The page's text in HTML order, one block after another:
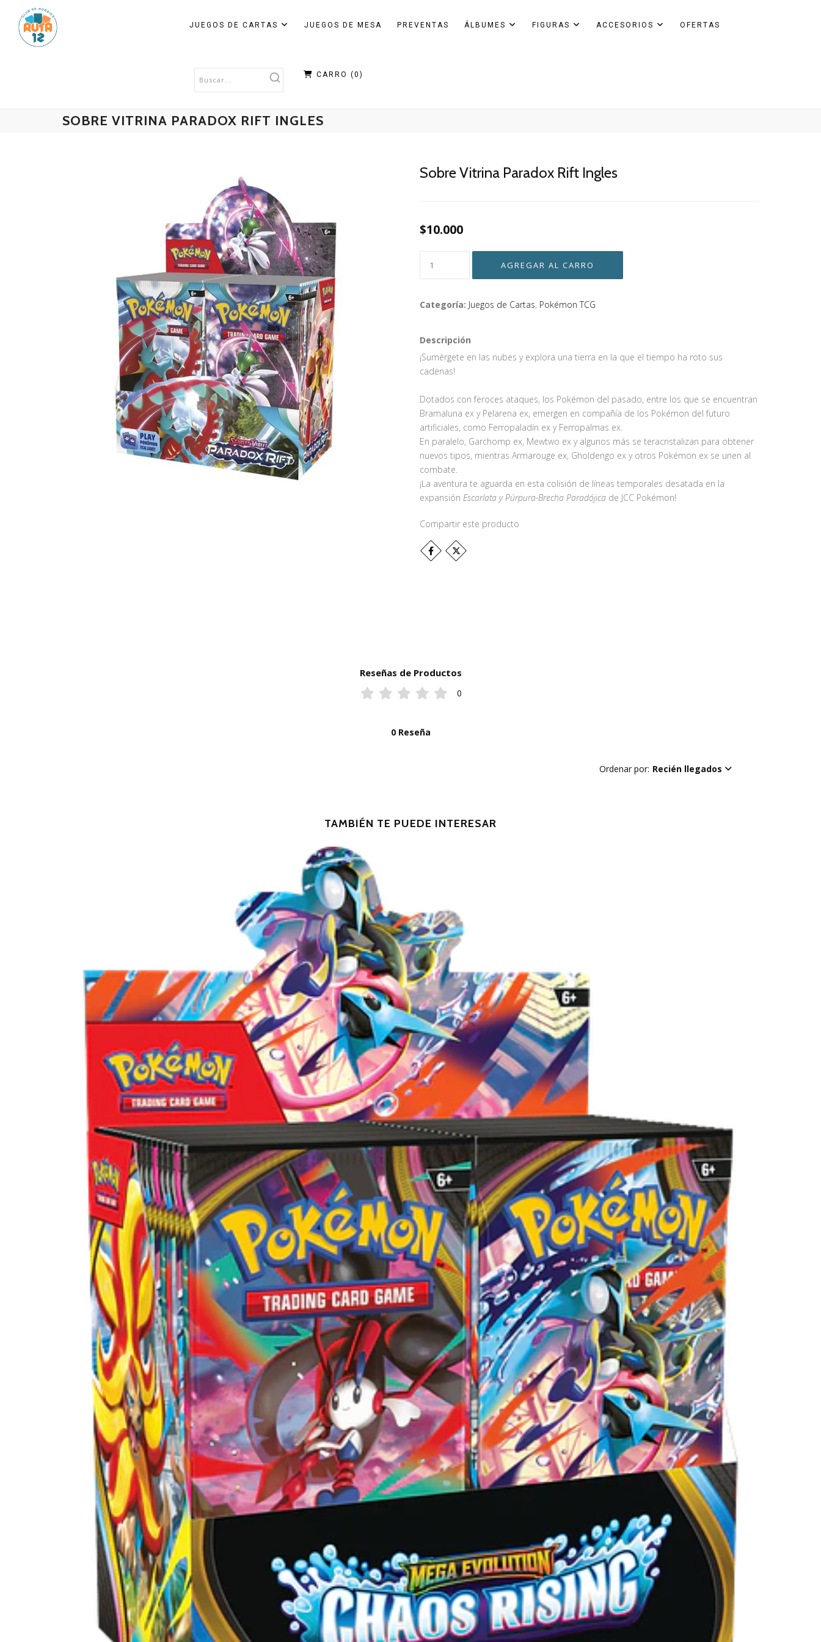
JUEGOS DE CARTAS JUEGOS DE MESA PREVENTAS ÁLBUMES FIGURAS ACCESORIOS OFERTAS
CARRO (0 )
SOBRE VITRINA PARADOX RIFT INGLES
Sobre Vitrina Paradox Rift Ingles
$10.000
Categoría: Juegos de Cartas, Pokémon TCG
Descripción
¡Sumérgete en las nubes y explora una tierra en la que el tiempo ha roto sus
cadenas!
Dotados con feroces ataques, los Pokémon del pasado, entre los que se encuentran
Bramaluna ex y Pelarena ex, emergen en compañía de los Pokémon del futuro
artificiales, como Ferropaladín ex y Ferropalmas ex.
En paralelo, Garchomp ex, Mewtwo ex y algunos más se teracristalizan para obtener
nuevos tipos, mientras Armarouge ex, Gholdengo ex y otros Pokémon ex se unen al
combate.
¡La aventura te aguarda en esta colisión de líneas temporales desatada en la
expansión Escarlata y Púrpura-Brecha Paradójica de JCC Pokémon!
Compartir este producto
Reseñas de Productos
0
0 Reseña
Ordenar por: Recién llegados
TAMBIÉN TE PUEDE INTERESAR